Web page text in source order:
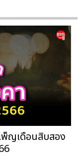
พ็ญเดือนสิบสอง